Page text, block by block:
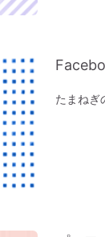
化する「お寺ヒ
い方にオスス
」
る時間の使い
と
ーリング（お
とフリーズする
たまねぎ